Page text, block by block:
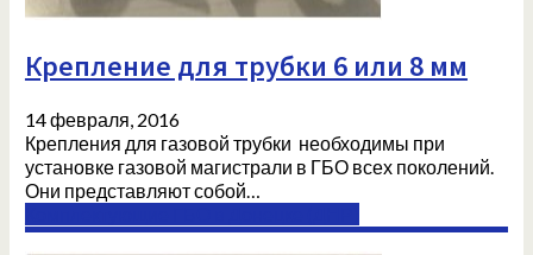
Крепление для трубки 6 или 8 мм
14 февраля, 2016
Крепления для газовой трубки необходимы при
установке газовой магистрали в ГБО всех поколений.
Они представляют собой…